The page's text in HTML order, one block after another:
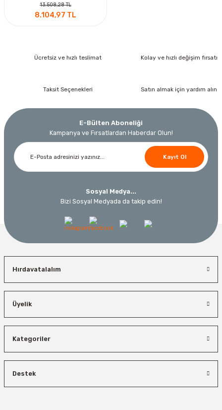
13.508,28 TL
8.104,97 TL
Ücretsiz ve hızlı teslimat Kolay ve hızlı değişim fırsatı
Taksit Seçenekleri Satın almak için yardım alın
E-Bülten Aboneliği
Kampanya ve Fırsatlardan Haberdar Olun!
Kayıt Ol
Sosyal Medya...
Bizi Sosyal Medyada da takip edin!
Hırdavatalalım
Üyelik
Kategoriler
Destek